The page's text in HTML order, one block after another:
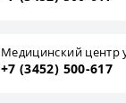
Медицинский центр
+7 (3452) 500-617